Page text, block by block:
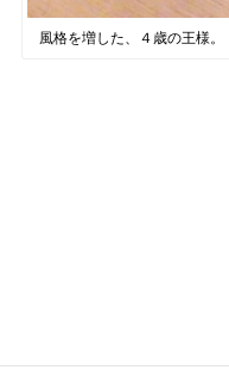
風格を増した、４歳の王様。